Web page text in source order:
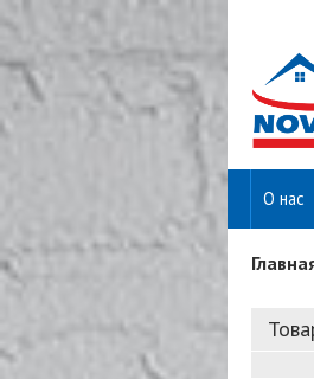
О нас
Вы